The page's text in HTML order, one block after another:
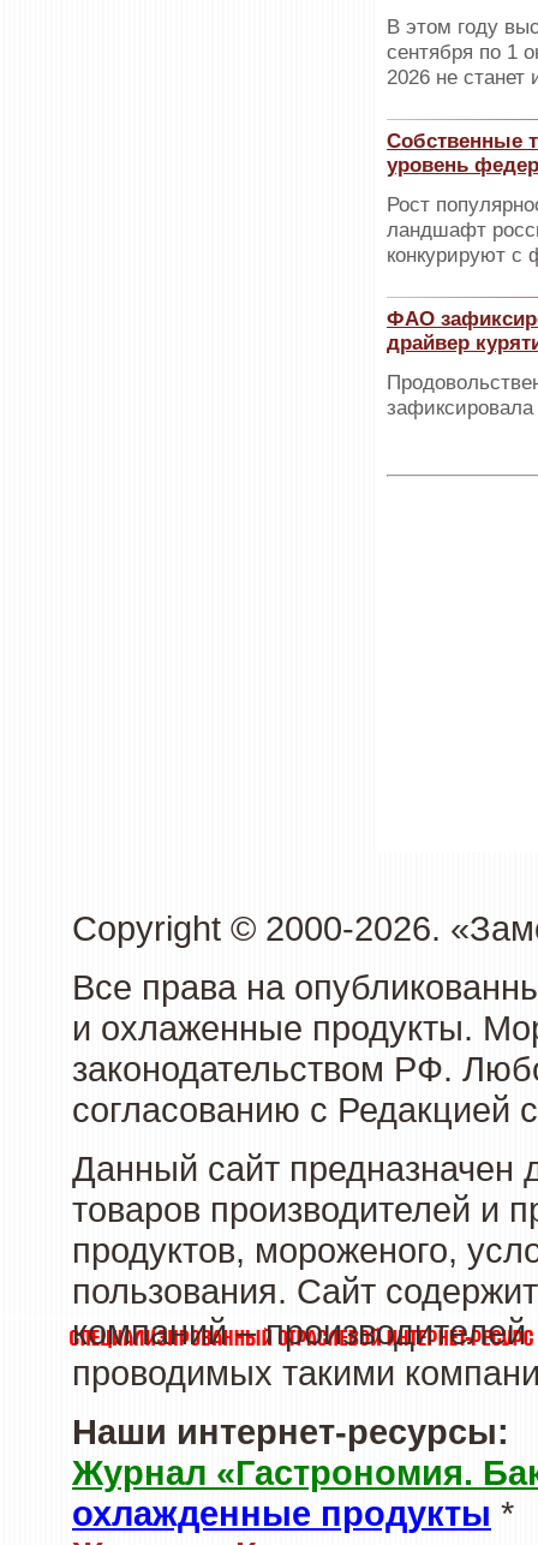
В этом году
сентября по 1
2026 не
Собственные
уровень
Рост
ландшафт
конкурируют
ФАО
драйвер
зафиксировала
Copyright © 2000-2026.
Все права на
и охлаженные продукты.
законодательством РФ.
согласованию с Редакцией
Данный сайт предназначен
товаров производителей и
продуктов, мороженого,
пользования. Сайт
компаний –
проводимых такими
Наши интернет-ресурсы:
Журнал «Гастрономия.
охлажденные продукты *